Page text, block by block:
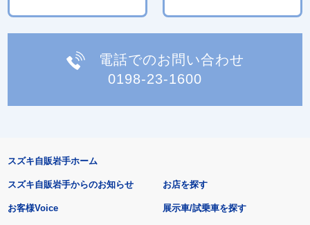
電話でのお問い合わせ
0198-23-1600
スズキ自販岩手ホーム
スズキ自販岩手からのお知らせ
お客様Voice
お店を探す
展示車/試乗車を探す